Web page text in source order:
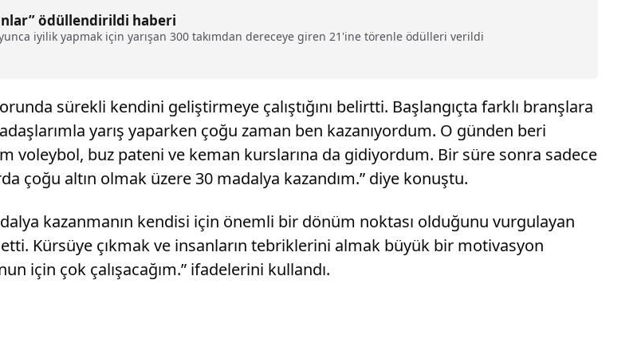
ödüllendirildi haberi
iyilik yapmak için yarışan 300 takımdan dereceye giren 21'ine törenle ödülleri verildi
sürekli kendini geliştirmeye çalıştığını belirtti. Başlangıçta farklı branşlara
yarış yaparken çoğu zaman ben kazanıyordum. O günden beri
voleybol, buz pateni ve keman kurslarına da gidiyordum. Bir süre sonra sadece
çoğu altın olmak üzere 30 madalya kazandım.” diye konuştu.
kazanmanın kendisi için önemli bir dönüm noktası olduğunu vurgulayan
Kürsüye çıkmak ve insanların tebriklerini almak büyük bir motivasyon
için çok çalışacağım.” ifadelerini kullandı.